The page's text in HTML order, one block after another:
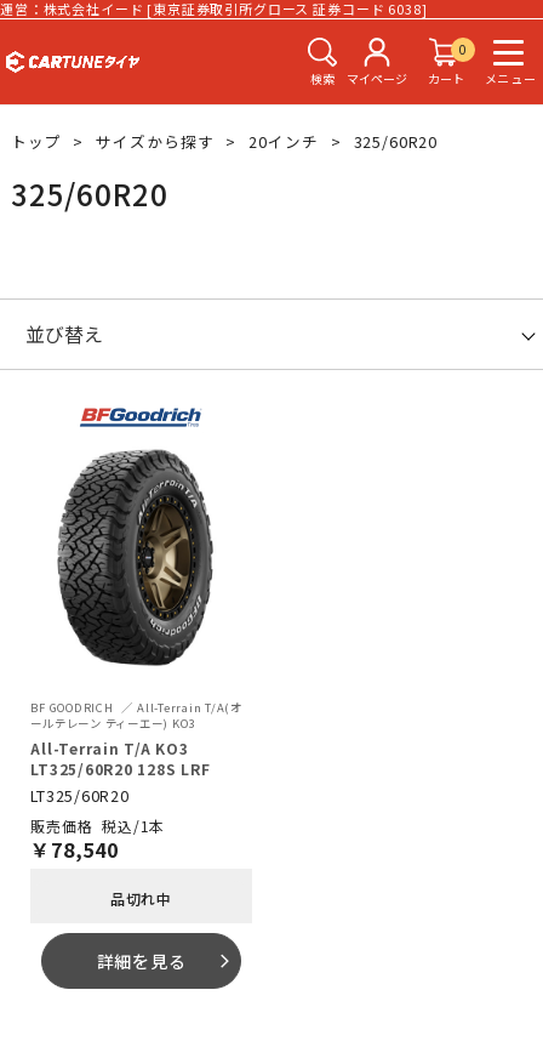
運営：株式会社イード [東京証券取引所グロース 証券コード 6038]
検索 マイページ
0
カート
メニュー
トップ サイズから探す 20インチ 325/60R20
325/60R20
BF GOODRICH
All-Terrain T/A(オ
ールテレーン ティーエー) KO3
All-Terrain T/A KO3
LT325/60R20 128S LRF
LT325/60R20
税込/1本
￥ 78,540
品切れ中
詳細を見る arrow_forward_ios